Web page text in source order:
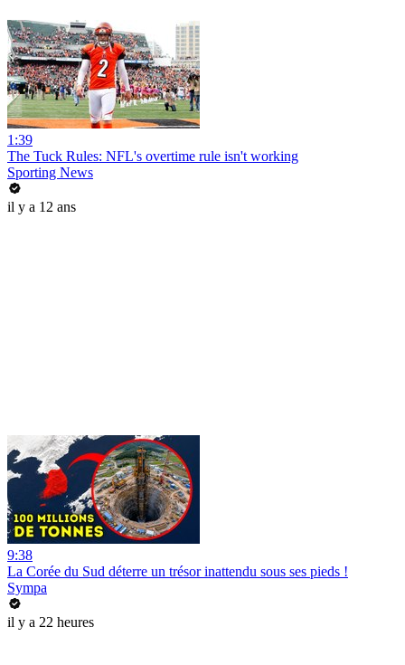
1:39
The Tuck Rules: NFL's overtime rule isn't working
Sporting News
il y a 12 ans
9:38
La Corée du Sud déterre un trésor inattendu sous ses pieds !
Sympa
il y a 22 heures